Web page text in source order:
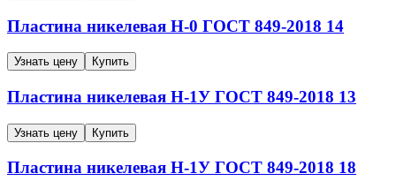
Пластина никелевая Н-0 ГОСТ 849-2018 14
Узнать цену Купить
Пластина никелевая Н-1У ГОСТ 849-2018 13
Узнать цену Купить
Пластина никелевая Н-1У ГОСТ 849-2018 18